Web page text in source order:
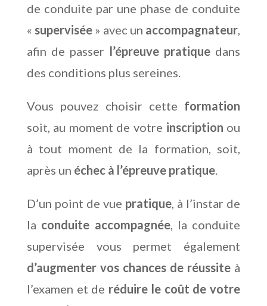
de conduite par une phase de conduite
« supervisée » avec un accompagnateur
afin de passer l’épreuve pratiquedans
des conditions plus sereines.
Vous pouvez choisir cette formation
soit, au moment de votre inscription ou
à tout moment de la formation, soit,
après un échec à l’épreuve pratique.
D’un point de vue pratique , à l’instar de
la conduite accompagnée, la conduite
supervisée vous permet également
d’augmenter vos chances de réussite à
l’examen et de réduire le coût de votre